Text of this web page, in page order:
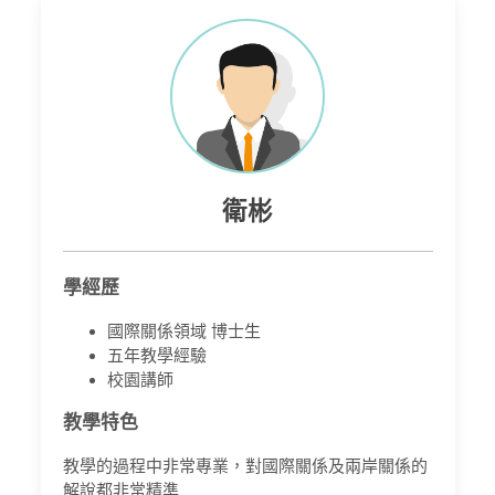
衛彬
學經歷
國際關係領域 博士生
五年教學經驗
校園講師
教學特色
教學的過程中非常專業，對國際關係及兩岸關係的
解說都非常精準